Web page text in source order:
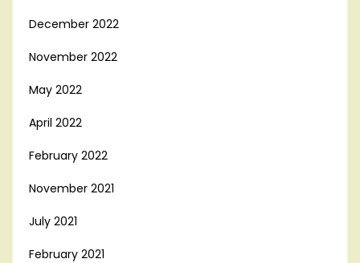
December 2022
November 2022
May 2022
April 2022
February 2022
November 2021
July 2021
February 2021